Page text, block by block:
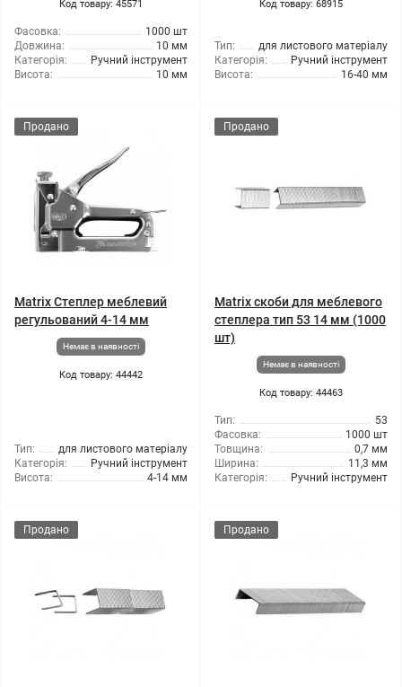
Код товару: 45571
Фасовка:
1000 шт
Довжина:
10 мм
Категорія:
Ручний інструмент
Висота:
10 мм
Код товару: 68915
Тип:
для листового матеріалу
Категорія:
Ручний інструмент
Висота:
16-40 мм
Продано
Matrix Степлер меблевий
регульований 4-14 мм
Немає в наявності
Код товару: 44442
Тип:
для листового матеріалу
Категорія:
Ручний інструмент
Висота:
4-14 мм
Продано
Matrix скоби для меблевого
степлера тип 53 14 мм (1000
шт)
Немає в наявності
Код товару: 44463
Тип:
53
Фасовка:
1000 шт
Товщина:
0,7 мм
Ширина:
11,3 мм
Категорія:
Ручний інструмент
Продано Продано